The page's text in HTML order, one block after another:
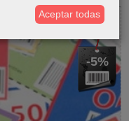
-5%
Aceptar todas